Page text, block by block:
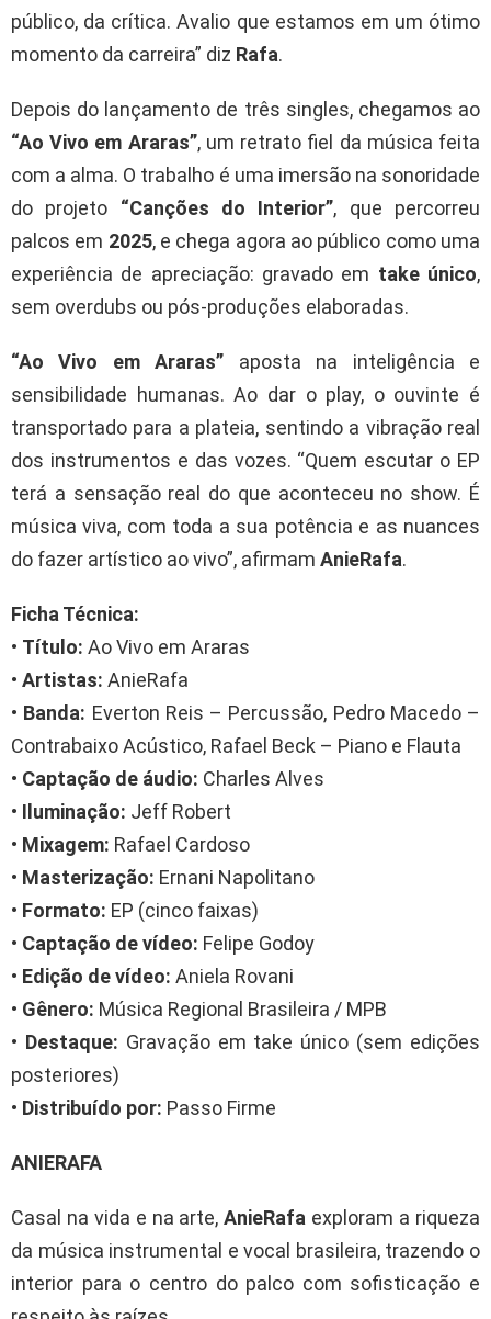
público, da crítica. Avalio que estamos em um ótimo
momento da carreira” diz Rafa.
Depois do lançamento de três singles, chegamos ao
“Ao Vivo em Araras”, um retrato fiel da música feita
com a alma. O trabalho é uma imersão na sonoridade
do projeto “Canções do Interior”, que percorreu
palcos em 2025, e chega agora ao público como uma
experiência de apreciação: gravado em take único,
sem overdubs ou pós-produções elaboradas.
“Ao Vivo em Araras” aposta na inteligência e
sensibilidade humanas. Ao dar o play, o ouvinte é
transportado para a plateia, sentindo a vibração real
dos instrumentos e das vozes. “Quem escutar o EP
terá a sensação real do que aconteceu no show. É
música viva, com toda a sua potência e as nuances
do fazer artístico ao vivo”, afirmam AnieRafa.
Ficha Técnica:
• Título: Ao Vivo em Araras
• Artistas: AnieRafa
• Banda: Everton Reis – Percussão, Pedro Macedo –
Contrabaixo Acústico, Rafael Beck – Piano e Flauta
• Captação de áudio: Charles Alves
• Iluminação: Jeff Robert
• Mixagem: Rafael Cardoso
• Masterização: Ernani Napolitano
• Formato: EP (cinco faixas)
• Captação de vídeo: Felipe Godoy
• Edição de vídeo: Aniela Rovani
• Gênero: Música Regional Brasileira / MPB
• Destaque: Gravação em take único (sem edições
posteriores)
• Distribuído por: Passo Firme
ANIERAFA
Casal na vida e na arte,AnieRafa exploram a riqueza
da música instrumental e vocal brasileira, trazendo o
interior para o centro do palco com sofisticação e